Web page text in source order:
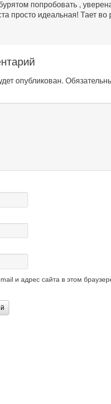
попробовать ,
просто идеальная! Тает во
опубликован.
и адрес сайта в этом